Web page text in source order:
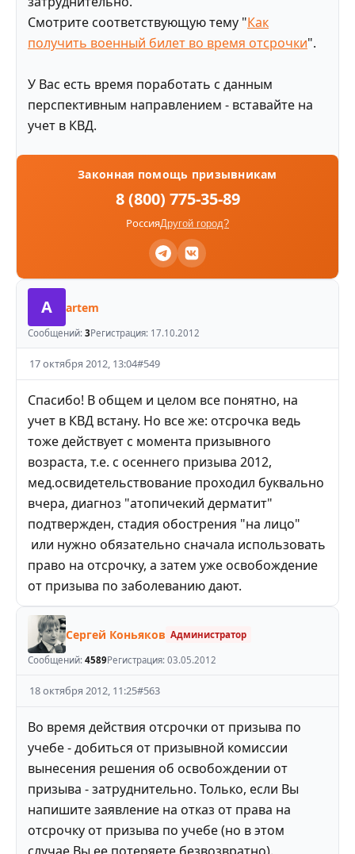
Смотрите соответствующую тему "Как
получить военный билет во время отсрочки".
У Вас есть время поработать с данным
перспективным направлением - вставайте на
учет в КВД.
Законная помощь призывникам
8 (800) 775-35-89
РоссияДругой город?
A artem
Сообщений: 3Регистрация: 17.10.2012
17 октября 2012, 13:04#549
Спасибо! В общем и целом все понятно, на
учет в КВД встану. Но все же: отсрочка ведь
тоже действует с момента призывного
возраста, т.е. с осеннего призыва 2012,
мед.освидетельствование проходил буквально
вчера, диагноз "атопичекий дерматит"
подтвержден, стадия обострения "на лицо"
или нужно обязательно сначала использовать
право на отсрочку, а затем уже освобождение
от призыва по заболеванию дают.
Сергей Коньяков Администратор
Сообщений: 4589Регистрация: 03.05.2012
18 октября 2012, 11:25#563
Во время действия отсрочки от призыва по
учебе - добиться от призывной комиссии
вынесения решения об освобождении от
призыва - затруднительно. Только, если Вы
напишите заявление на отказ от права на
отсрочку от призыва по учебе (но в этом